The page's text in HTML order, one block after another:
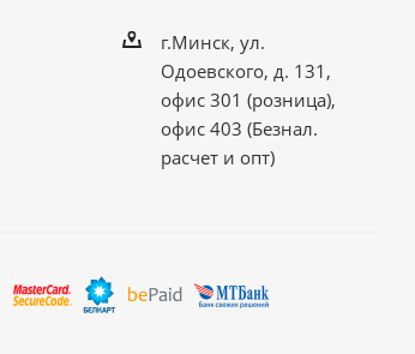
г.Минск, ул.
Одоевского, д. 131,
офис 301 (розница),
офис 403 (Безнал.
расчет и опт)